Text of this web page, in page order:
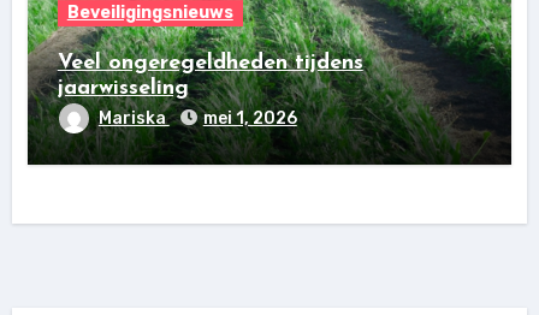
Beveiligingsnieuws
Veel ongeregeldheden tijdens
jaarwisseling
Mariska mei 1, 2026